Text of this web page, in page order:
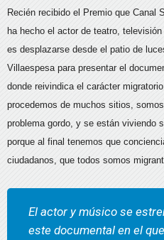
Recién recibido el Premio que Canal
ha hecho el actor de teatro,
es desplazarse desde el patio de
Villaespesa para presentar el
donde reivindica el carácter
procedemos de muchos sitios,
problema gordo, y se están viviendo
porque al final tenemos que
ciudadanos, que todos somos
El actor y músico se
este documental en el